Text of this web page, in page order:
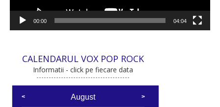
00:00 04:04
CALENDARUL VOX POP ROCK
Informatii - click pe fiecare data
August